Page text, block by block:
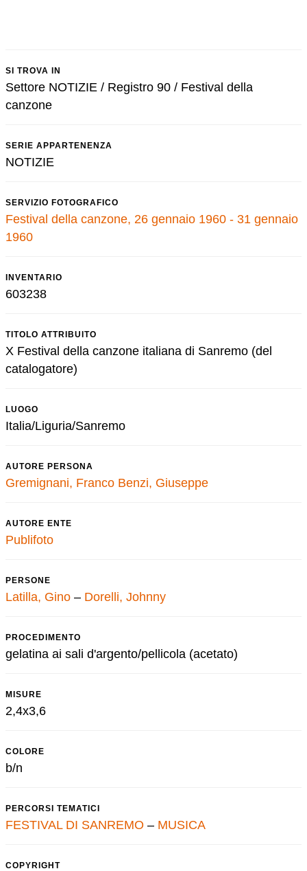
SI TROVA IN
Settore NOTIZIE / Registro 90 / Festival della
canzone
SERIE APPARTENENZA
NOTIZIE
SERVIZIO FOTOGRAFICO
Festival della canzone, 26 gennaio 1960 - 31 gennaio
1960
INVENTARIO
603238
TITOLO ATTRIBUITO
X Festival della canzone italiana di Sanremo (del
catalogatore)
LUOGO
Italia/Liguria/Sanremo
AUTORE PERSONA
Gremignani, Franco Benzi, Giuseppe
AUTORE ENTE
Publifoto
PERSONE
Latilla, Gino – Dorelli, Johnny
PROCEDIMENTO
gelatina ai sali d'argento/pellicola (acetato)
MISURE
2,4x3,6
COLORE
b/n
PERCORSI TEMATICI
FESTIVAL DI SANREMO – MUSICA
COPYRIGHT